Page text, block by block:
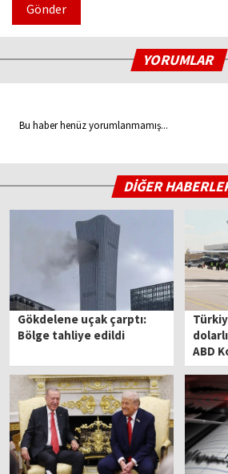
Gönder
YORUMLAR
Bu haber henüz yorumlanmamış...
DİĞER
Gökdelene uçak çarptı:
Bölge tahliye edildi
ABD